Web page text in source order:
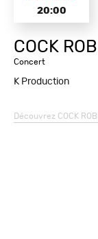
20:00
COCK
Concert
K Production
Découvrez COCK